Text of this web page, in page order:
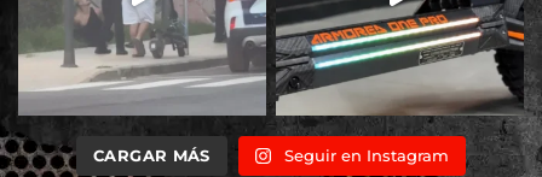
CARGAR MÁS Seguir en Instagram